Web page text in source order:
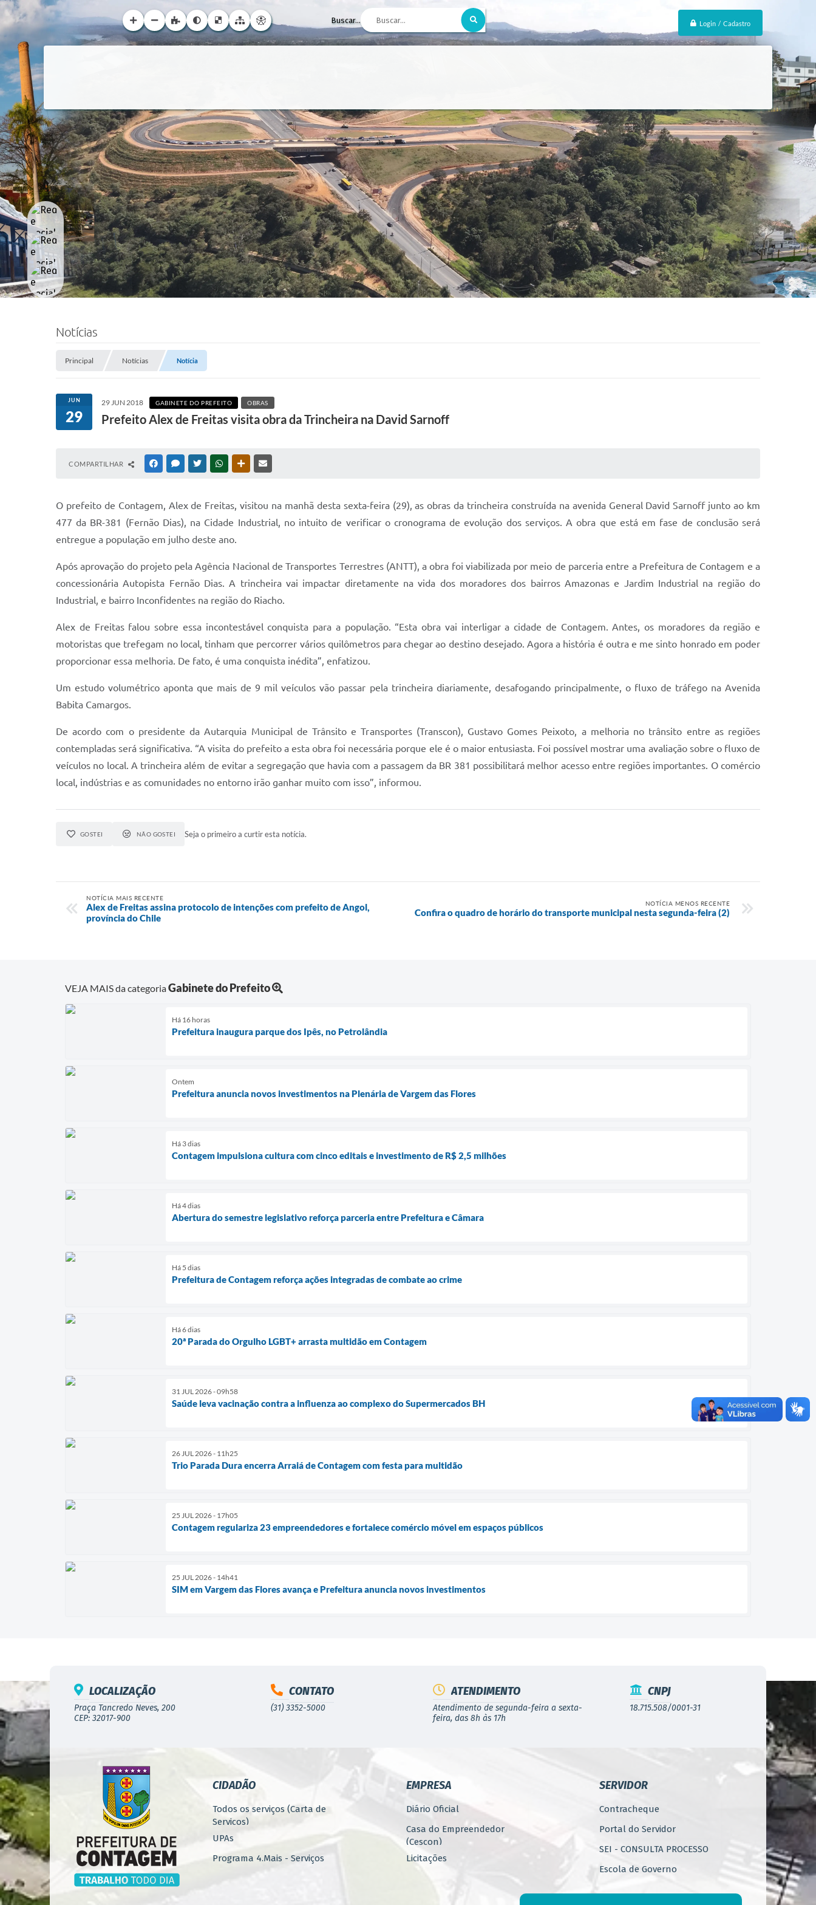
Login / Cadastro
Buscar...
Notícias
Principal Notícias Notícia
JUN
29
29 JUN 2018 GABINETE DO PREFEITO OBRAS
Prefeito Alex de Freitas visita obra da Trincheira na David Sarnoff
COMPARTILHAR FACEBOOKMESSENGER
TWITTERWHATSAPPOUTRAS MÍDIAS
O prefeito de Contagem, Alex de Freitas, visitou na manhã desta sexta-feira (29), as obras da trincheira construída na avenida General David Sarnoff junto ao km
477 da BR-381 (Fernão Dias), na Cidade Industrial, no intuito de verificar o cronograma de evolução dos serviços. A obra que está em fase de conclusão será
entregue a população em julho deste ano.
Após aprovação do projeto pela Agência Nacional de Transportes Terrestres (ANTT), a obra foi viabilizada por meio de parceria entre a Prefeitura de Contagem e a
concessionária Autopista Fernão Dias. A trincheira vai impactar diretamente na vida dos moradores dos bairros Amazonas e Jardim Industrial na região do
Industrial, e bairro Inconfidentes na região do Riacho.
Alex de Freitas falou sobre essa incontestável conquista para a população. “Esta obra vai interligar a cidade de Contagem. Antes, os moradores da região e
motoristas que trefegam no local, tinham que percorrer vários quilômetros para chegar ao destino desejado. Agora a história é outra e me sinto honrado em poder
proporcionar essa melhoria. De fato, é uma conquista inédita”, enfatizou.
Um estudo volumétrico aponta que mais de 9 mil veículos vão passar pela trincheira diariamente, desafogando principalmente, o fluxo de tráfego na Avenida
Babita Camargos.
De acordo com o presidente da Autarquia Municipal de Trânsito e Transportes (Transcon), Gustavo Gomes Peixoto, a melhoria no trânsito entre as regiões
contempladas será significativa. “A visita do prefeito a esta obra foi necessária porque ele é o maior entusiasta. Foi possível mostrar uma avaliação sobre o fluxo de
veículos no local. A trincheira além de evitar a segregação que havia com a passagem da BR 381 possibilitará melhor acesso entre regiões importantes. O comércio
local, indústrias e as comunidades no entorno irão ganhar muito com isso”, informou.
GOSTEI NÃO GOSTEI Seja o primeiro a curtir esta notícia.
NOTÍCIA MAIS RECENTE
Alex de Freitas assina protocolo de intenções com prefeito de Angol,
província do Chile
NOTÍCIA MENOS RECENTE
Confira o quadro de horário do transporte municipal nesta segunda-feira (2)
VEJA MAIS da categoriaGabinete do Prefeito
Há 16 horas
Prefeitura inaugura parque dos Ipês, no Petrolândia
Ontem
Prefeitura anuncia novos investimentos na Plenária de Vargem das Flores
Há 3 dias
Contagem impulsiona cultura com cinco editais e investimento de R$ 2,5 milhões
Há 4 dias
Abertura do semestre legislativo reforça parceria entre Prefeitura e Câmara
Há 5 dias
Prefeitura de Contagem reforça ações integradas de combate ao crime
Há 6 dias
20ª Parada do Orgulho LGBT+ arrasta multidão em Contagem
31 JUL 2026 - 09h58
Saúde leva vacinação contra a influenza ao complexo do Supermercados BH
26 JUL 2026 - 11h25
Trio Parada Dura encerra Arraiá de Contagem com festa para multidão
25 JUL 2026 - 17h05
Contagem regulariza 23 empreendedores e fortalece comércio móvel em espaços públicos
25 JUL 2026 - 14h41
SIM em Vargem das Flores avança e Prefeitura anuncia novos investimentos
LOCALIZAÇÃO
Praça Tancredo Neves, 200
CEP: 32017-900
CONTATO
(31) 3352-5000
ATENDIMENTO
Atendimento de segunda-feira a sexta-
feira, das 8h às 17h
CNPJ
18.715.508/0001-31
CIDADÃO
Todos os serviços (Carta de
Serviços)
UPAs
Programa 4.Mais - Serviços
EMPRESA
Diário Oficial
Casa do Empreendedor
(Cescon)
Licitações
SERVIDOR
Contracheque
Portal do Servidor
SEI - CONSULTA PROCESSO
Escola de Governo